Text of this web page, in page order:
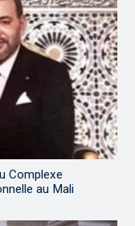
Complexe
au Mali